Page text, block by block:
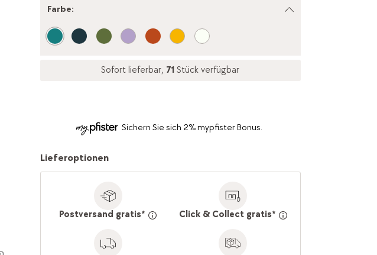
Farbe:
Sofort lieferbar, 71 Stück verfügbar
Sichern Sie sich 2% mypfister Bonus.
Lieferoptionen
Postversand gratis* Click & Collect gratis*